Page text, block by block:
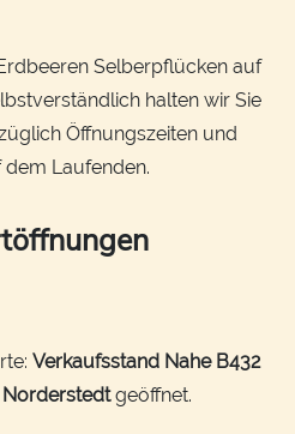
Selberpflücken auf
halten wir Sie
Öffnungszeiten und
Laufenden.
Verkaufsstand Nahe B432
geöffnet.